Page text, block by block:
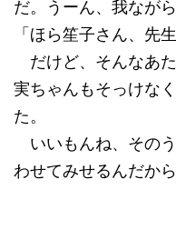
だ。うーん、我ながら
「ほら笙子さん、先
だけど、そんなあ
実ちゃんもそっけな
た。
いいもんね、その
わせてみせるんだから